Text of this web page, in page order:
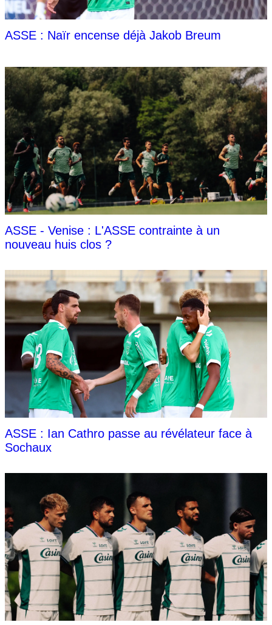
ASSE : Naïr encense déjà Jakob Breum
ASSE - Venise : L'ASSE contrainte à un
nouveau huis clos ?
ASSE : Ian Cathro passe au révélateur face à
Sochaux